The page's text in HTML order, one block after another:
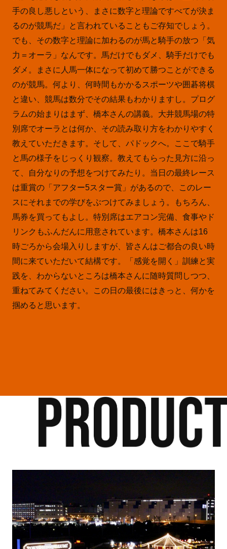
手の良し悪しという、まさに数字と理論ですべてが決ま
るのが競馬だ」と言われていることもご存知でしょう。
でも、その数字と理論に加わるのが馬と騎手の放つ「気
力＝オーラ」なんです。馬だけでもダメ、騎手だけでも
ダメ。まさに人馬一体になって初めて勝つことができる
のが競馬。何より、何時間もかかるスポーツや囲碁将棋
と違い、競馬は数分でその結果もわかりますし。プログ
ラムの始まりはまず、橋本さんの講義。大井競馬場の特
別席でオーラとは何か、その読み取り方をわかりやすく
教えていただきます。そして、パドックへ。ここで騎手
と馬の様子をじっくり観察。教えてもらった見方に沿っ
て、自分なりの予想をつけてみたり。当日の最終レース
は重賞の「アフター5スター賞」があるので、このレー
スにそれまでの学びをぶつけてみましょう。もちろん、
馬券を買ってもよし。特別席はエアコン完備、食事やド
リンクもふんだんに用意されています。橋本さんは16
時ごろから会場入りしますが、皆さんはご都合の良い時
間に来ていただいて結構です。「感覚を開く」訓練と実
践を、わからないところは橋本さんに随時質問しつつ、
重ねてみてください。この日の最後にはきっと、何かを
掴めると思います。